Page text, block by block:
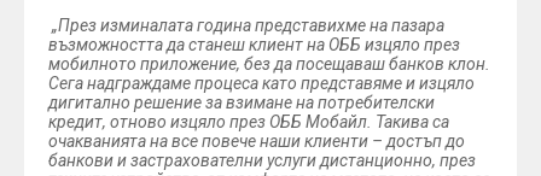
„През изминалата година представихме на пазара
възможността да станеш клиент на ОББ изцяло през
мобилното приложение, без да посещаваш банков клон.
Сега надграждаме процеса като представяме и изцяло
дигитално решение за взимане на потребителски
кредит, отново изцяло през ОББ Мобайл. Такива са
очакванията на все повече наши клиенти – достъп до
банкови и застрахователни услуги дистанционно, през